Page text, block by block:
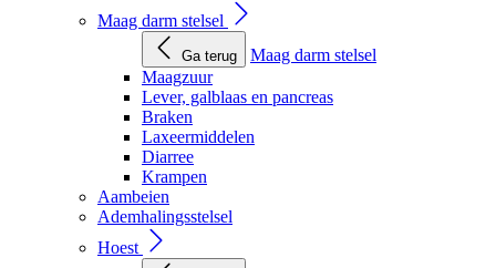
Maag darm stelsel
Ga terug
Maag darm stelsel
Maagzuur
Lever, galblaas en pancreas
Braken
Laxeermiddelen
Diarree
Krampen
Aambeien
Ademhalingsstelsel
Hoest